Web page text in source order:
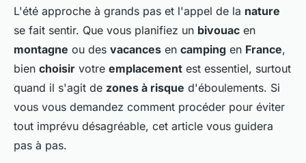
Comment choisir un
emplacement de camping
pour éviter les zones à risque
d'éboulements?
Léandre•24 juin 2024•6 min de lecture
L'été approche à grands pas et l'appel de la nature
se fait sentir. Que vous planifiez un bivouac en
montagne ou des vacances en camping en France,
bien choisir votre emplacement est essentiel, surtout
quand il s'agit de zones à risque d'éboulements. Si
vous vous demandez comment procéder pour éviter
tout imprévu désagréable, cet article vous guidera
pas à pas.